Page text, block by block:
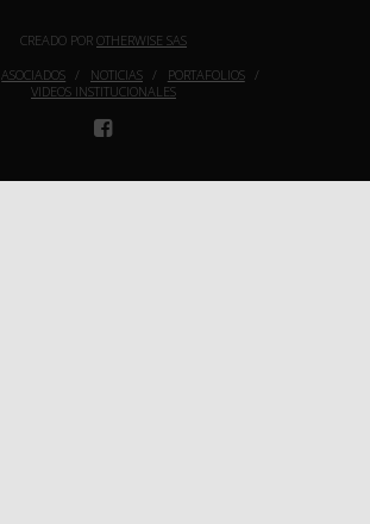
CREADO POR OTHERWISE SAS
ASOCIADOS NOTICIAS
PORTAFOLIOS
VIDEOS INSTITUCIONALES